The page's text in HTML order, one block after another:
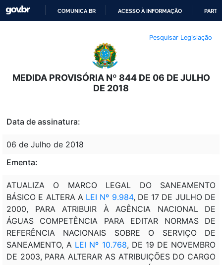
O
CONTEÚDO
COMUNICA BR ACESSO À INFORMAÇÃO
Pesquisar Legislação
MEDIDA PROVISÓRIA Nº 844 DE 06 DE JULHO
DE 2018
Data de assinatura:
06 de Julho de 2018
Ementa:
ATUALIZA O MARCO LEGAL DO SANEAMENTO
BÁSICO E ALTERA A LEI Nº 9.984, DE 17 DE JULHO DE
2000, PARA ATRIBUIR À AGÊNCIA NACIONAL DE
ÁGUAS COMPETÊNCIA PARA EDITAR NORMAS DE
REFERÊNCIA NACIONAIS SOBRE O SERVIÇO DE
SANEAMENTO, A LEI Nº 10.768, DE 19 DE NOVEMBRO
DE 2003, PARA ALTERAR AS ATRIBUIÇÕES DO CARGO